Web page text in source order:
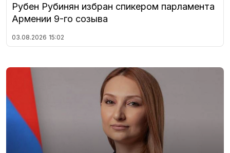
Рубен Рубинян избран спикером парламента
Армении 9-го созыва
03.08.2026 15:02